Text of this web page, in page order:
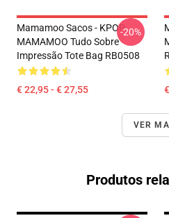
Mamamoo Sacos - KPOP
MAMAMOO Tudo Sobre
Impressão Tote Bag RB0508
€ 22,95 - € 27,55
-20%
VER
Produtos